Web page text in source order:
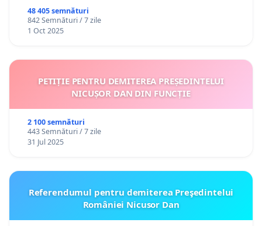
48 405 semnături
842 Semnături / 7 zile
1 Oct 2025
PETIȚIE PENTRU DEMITEREA PREȘEDINTELUI
NICUȘOR DAN DIN FUNCȚIE
2 100 semnături
443 Semnături / 7 zile
31 Jul 2025
Referendumul pentru demiterea Preşedintelui
României Nicusor Dan